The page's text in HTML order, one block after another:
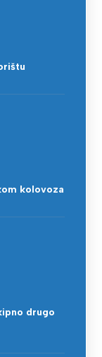
kolovoza
drugo